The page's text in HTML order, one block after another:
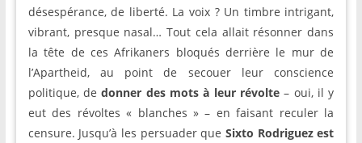
désespérance, de liberté. La voix ? Un timbre intrigant,
vibrant, presque nasal… Tout cela allait résonner dans
la tête de ces Afrikaners bloqués derrière le mur de
l’Apartheid, au point de secouer leur conscience
politique, dedonner des mots à leur révolte– oui, il y
eut des révoltes « blanches » – en faisant reculer la
censure. Jusqu’à les persuader que Sixto Rodriguez est